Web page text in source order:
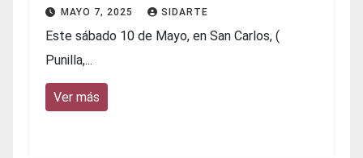
MAYO 7, 2025 SIDARTE
Este sábado 10 de Mayo, en San Carlos, (
Punilla,...
Ver más